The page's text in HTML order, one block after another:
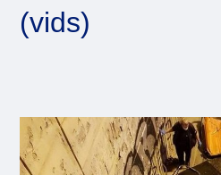
(vids)